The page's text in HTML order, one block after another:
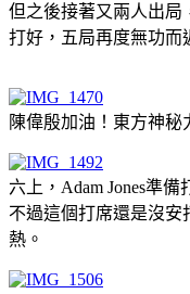
但之後接著又兩人出局
打好，五局再度無功而
陳偉殷加油！東方神秘
六上，Adam Jones準
不過這個打席還是沒安
熱。